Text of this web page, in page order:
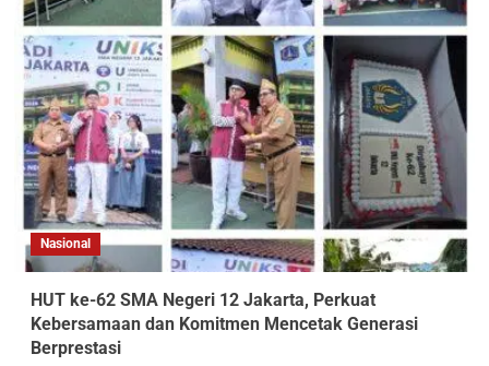
Nasional
HUT ke-62 SMA Negeri 12 Jakarta, Perkuat
Kebersamaan dan Komitmen Mencetak Generasi
Berprestasi